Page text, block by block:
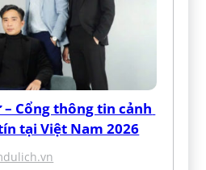
Cổng thông tin cảnh
tại Việt Nam 2026